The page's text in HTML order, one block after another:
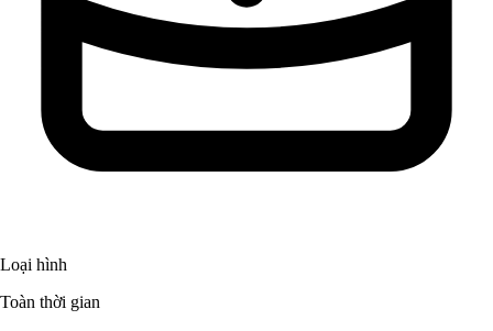
Loại hình
Toàn thời gian